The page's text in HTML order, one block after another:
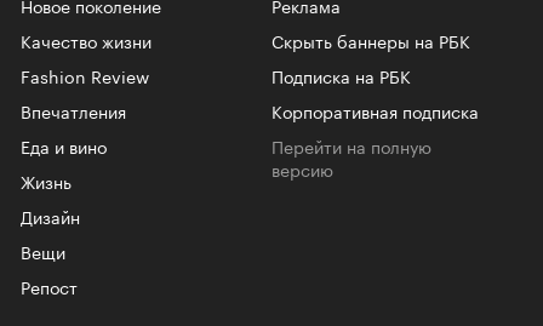
Качество жизни
Fashion Review
Впечатления
Еда и вино
Жизнь
Дизайн
Вещи
Репост
Скрыть баннеры на РБК
Подписка на РБК
Корпоративная подписка
Перейти на полную
версию